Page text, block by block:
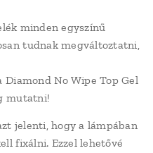
minden egyszínű
tudnak megváltoztatni,
No Wipe Top Gel
mutatni!
jelenti, hogy a lámpában
fixálni. Ezzel lehetővé